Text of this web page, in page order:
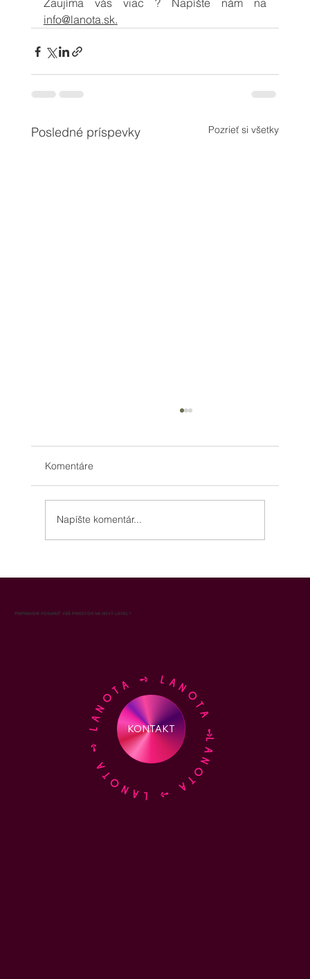
info@lanota.sk.
Posledné príspevky Pozrieť si všetky
Komentáre
Napíšte komentár...
LANOTA ➺ LANOTA ➺ LANOTA ➺ LANOTA ➺
KONTAKT
PRIPRAVENÍ POSUNÚŤ VÁŠ PRIESTOR NA NOVÝ LEVEL?